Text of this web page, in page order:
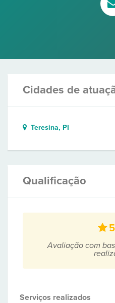
Cidades de
Teresina, PI
Qualificação
Avaliação com
Serviços realizados